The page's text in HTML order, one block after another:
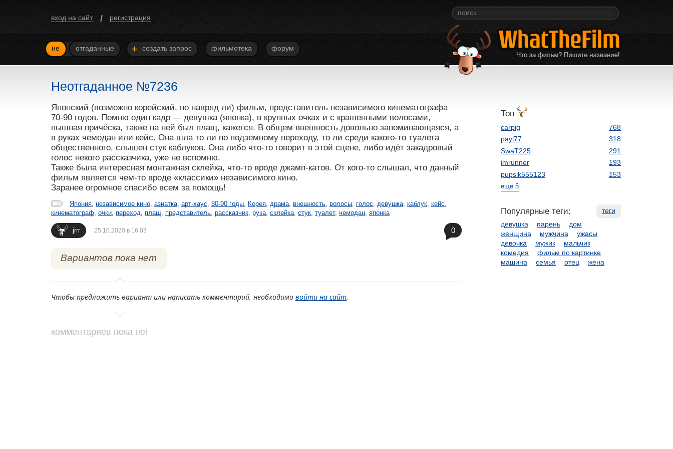
вход на сайт / регистрация
не отгаданные + создать запрос фильмотека форум
Неотгаданное №7236
Японский (возможно корейский, но навряд ли) фильм, представитель независимого кинематографа
70-90 годов. Помню один кадр — девушка (японка), в крупных очках и с крашенными волосами,
пышная причёска, также на ней был плащ, кажется. В общем внешность довольно запоминающаяся, а
в руках чемодан или кейс. Она шла то ли по подземному переходу, то ли среди какого-то туалета
общественного, слышен стук каблуков. Она либо что-то говорит в этой сцене, либо идёт закадровый
голос некого рассказчика, уже не вспомню.
Также была интересная монтажная склейка, что-то вроде джамп-катов. От кого-то слышал, что данный
фильм является чем-то вроде «классики» независимого кино.
Заранее огромное спасибо всем за помощь!
Япония независимое кино азиатка арт-хаус 80-90 годы Корея драма внешность волосы голос девушка каблук кейс
кинематограф очки переход плащ представитель рассказчик рука склейка стук туалет, чемодан японка
jrrr 25.10.2020 в 16:03 0
Вариантов пока нет
Чтобы предложить вариант или написать комментарий, необходимо войти на сайт.
комментариев пока нет
Топ
carpig
768
payl77
318
SwaT225
291
imrunner
193
pupsik555123
153
ещё 5
теги
Популярные теги:
девушка парень
дом
женщина
мужчина
ужасы
девочка
мужик
мальчик
комедия
фильм по картинке
машина
семья отец жена